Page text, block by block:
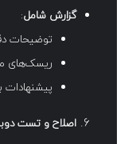
گزارش شامل:
توضیحات
ریسک‌های
اصلاح و تست